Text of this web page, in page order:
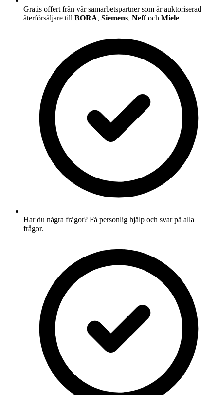
Gratis offert från vår samarbetspartner som är auktoriserad
återförsäljare till BORA, Siemens, Neffoch Miele.
Har du några frågor? Få personlig hjälp och svar på alla
frågor.